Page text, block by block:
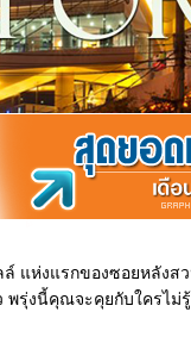
แห่งแรกของซอยหลังส
พรุ่งนี้คุณจะคุยกับใครไม่รู้